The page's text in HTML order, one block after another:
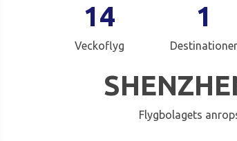
14
Veckoflyg
1
Destinationer
Flygbolagets